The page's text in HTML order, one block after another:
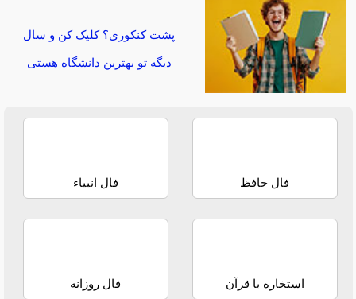
پشت کنکوری؟ کلیک کن و سال
دیگه تو بهترین دانشگاه هستی
فال حافظ فال انبیاء
استخاره با قرآن فال روزانه